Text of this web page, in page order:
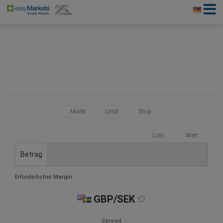
Markt Limit Stop
Lots Wert
Betrag
Erforderlicher Margin:
GBP/SEK
Spread